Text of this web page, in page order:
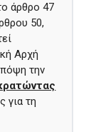
άρθρο 47
50,
Αρχή
την
για τη